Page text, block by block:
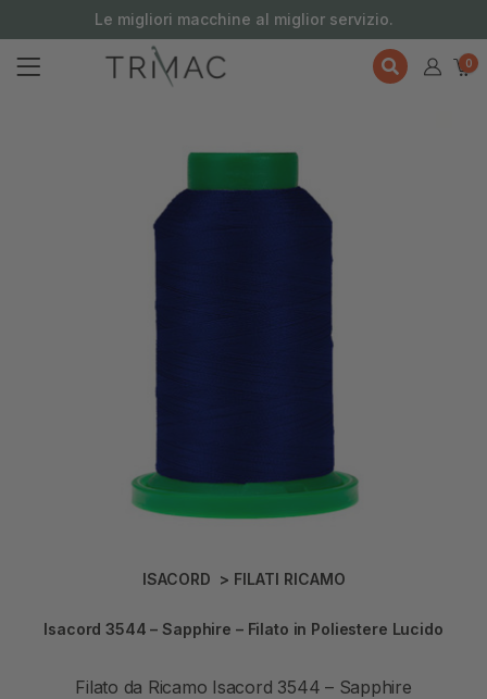
Le migliori macchine al miglior servizio.
0
ISACORD > FILATI RICAMO
Isacord 3544 – Sapphire – Filato in Poliestere Lucido
Filato da Ricamo Isacord 3544 – Sapphire